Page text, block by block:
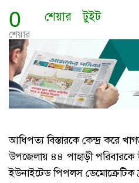
0
শেয়ার
শেয়ার টুইট
আধিপত্য বিস্তারকে কেন্দ্র করে
উপজেলায় ৪৪ পাহাড়ী পরিবারকে
ইউনাইটেড পিপলস